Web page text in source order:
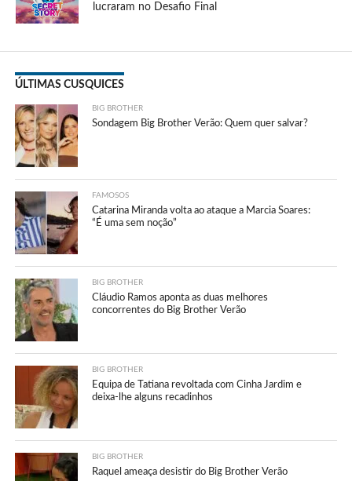
lucraram no Desafio Final
ÚLTIMAS CUSQUICES
BIG BROTHER
Sondagem Big Brother Verão: Quem quer salvar?
FAMOSOS
Catarina Miranda volta ao ataque a Marcia Soares:
“É uma sem noção”
BIG BROTHER
Cláudio Ramos aponta as duas melhores
concorrentes do Big Brother Verão
BIG BROTHER
Equipa de Tatiana revoltada com Cinha Jardim e
deixa-lhe alguns recadinhos
BIG BROTHER
Raquel ameaça desistir do Big Brother Verão